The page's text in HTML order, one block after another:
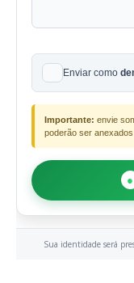
Enviar como
Importante: envie
poderão ser
●
Sua identidade será